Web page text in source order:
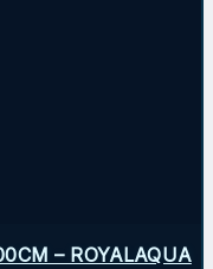
– ROYALAQUA